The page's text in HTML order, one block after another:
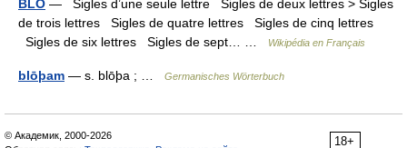
BLO — Sigles d’une seule lettre Sigles de deux lettres > Sigles
de trois lettres Sigles de quatre lettres Sigles de cinq lettres
Sigles de six lettres Sigles de sept… …
Wikipédia en Français
blōþam — s. blōþa ; … Germanisches Wörterbuch
18+
© Академик, 2000-2026